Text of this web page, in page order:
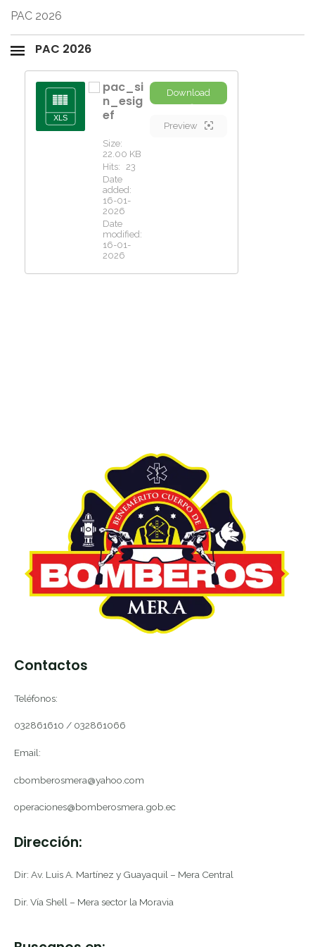
PAC 2026
PAC 2026
pac_si
n_esig
ef
Size:
22.00 KB
Hits:
23
Date
added:
16-01-
2026
Date
modified:
16-01-
2026
Download
Preview
Contactos
Teléfonos:
032861610 / 032861066
Email:
cbomberosmera@yahoo.com
operaciones@bomberosmera.gob.ec
Dirección:
Dir: Av. Luis A. Martínez y Guayaquil – Mera Central
Dir. Vía Shell – Mera sector la Moravia